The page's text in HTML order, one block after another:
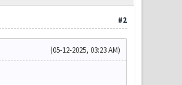
#2
(05-12-2025, 03:23 AM)